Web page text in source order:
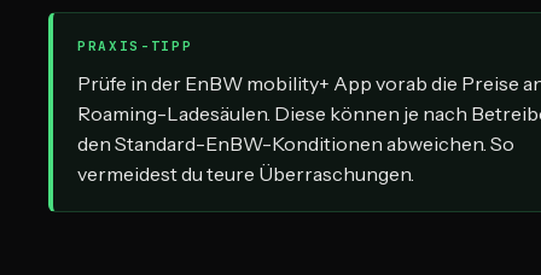
PRAXIS-TIPP
Prüfe in der EnBW mobility+ App vorab die Preise
Roaming-Ladesäulen. Diese können je nach
den Standard-EnBW-Konditionen abweichen. So
vermeidest du teure Überraschungen.